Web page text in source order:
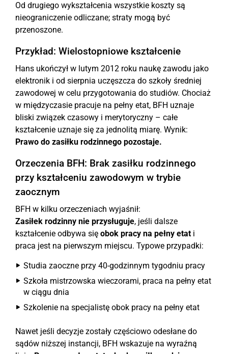
Od drugiego wykształcenia wszystkie koszty są
nieograniczenie odliczane; straty mogą być
przenoszone.
Przykład: Wielostopniowe kształcenie
Hans ukończył w lutym 2012 roku naukę zawodu jako
elektronik i od sierpnia uczęszcza do szkoły średniej
zawodowej w celu przygotowania do studiów. Chociaż
w międzyczasie pracuje na pełny etat, BFH uznaje
bliski związek czasowy i merytoryczny – całe
kształcenie uznaje się za jednolitą miarę. Wynik:
Prawo do zasiłku rodzinnego pozostaje.
Orzeczenia BFH: Brak zasiłku rodzinnego
przy kształceniu zawodowym w trybie
zaocznym
BFH w kilku orzeczeniach wyjaśnił:
Zasiłek rodzinny nie przysługuje, jeśli dalsze
kształcenie odbywa się obok pracy na pełny etati
praca jest na pierwszym miejscu. Typowe przypadki:
Studia zaoczne przy 40-godzinnym tygodniu pracy
Szkoła mistrzowska wieczorami, praca na pełny etat
w ciągu dnia
Szkolenie na specjalistę obok pracy na pełny etat
Nawet jeśli decyzje zostały częściowo odesłane do
sądów niższej instancji, BFH wskazuje na wyraźną